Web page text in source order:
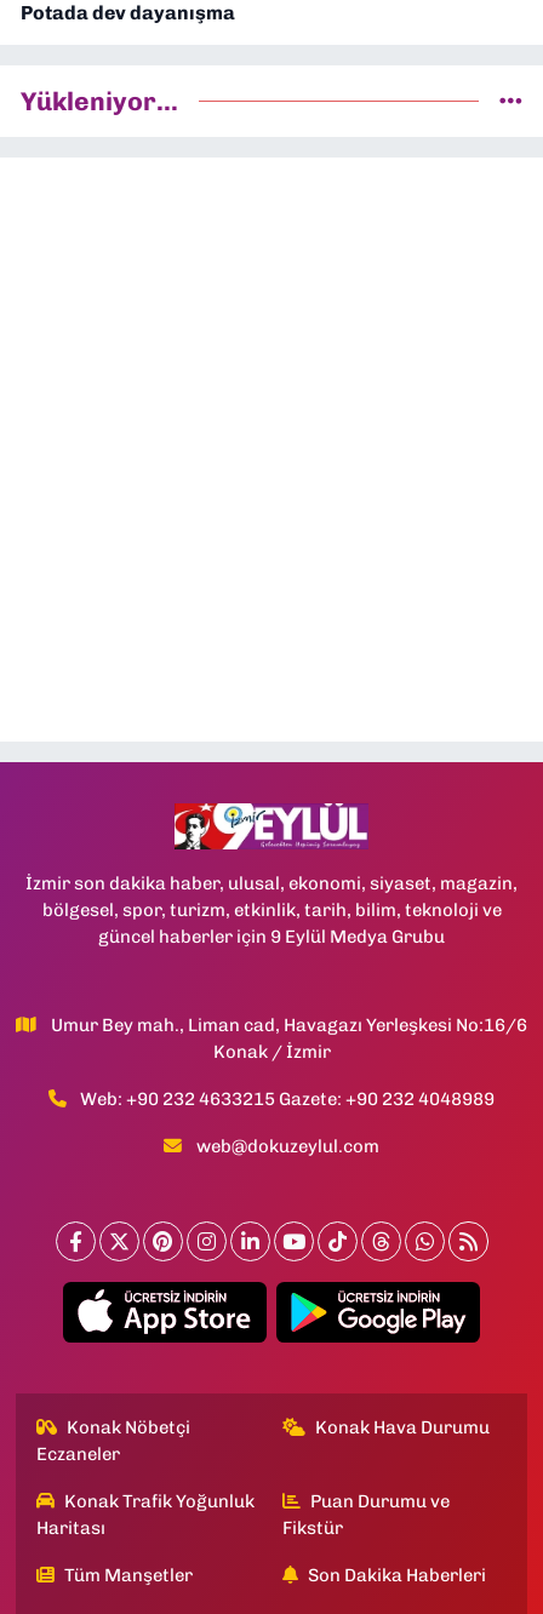
Potada dev dayanışma
Yükleniyor...
İzmir son dakika haber, ulusal, ekonomi, siyaset, magazin,
bölgesel, spor, turizm, etkinlik, tarih, bilim, teknoloji ve
güncel haberler için 9 Eylül Medya Grubu
Umur Bey mah., Liman cad, Havagazı Yerleşkesi No:16/6
Konak / İzmir
Web: +90 232 4633215 Gazete: +90 232 4048989
web@dokuzeylul.com
Konak Nöbetçi
Eczaneler
Konak Hava Durumu
Konak Trafik Yoğunluk
Haritası
Puan Durumu ve
Fikstür
Tüm Manşetler Son Dakika Haberleri